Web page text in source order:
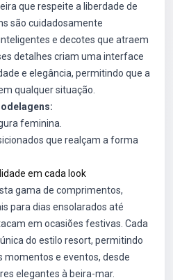
que respeite a liberdade de
são cuidadosamente
e decotes que atraem
detalhes criam uma interface
e elegância, permitindo que a
qualquer situação.
feminina.
que realçam a forma
em cada look
gama de comprimentos,
para dias ensolarados até
em ocasiões festivas. Cada
do estilo resort, permitindo
momentos e eventos, desde
elegantes à beira-mar.